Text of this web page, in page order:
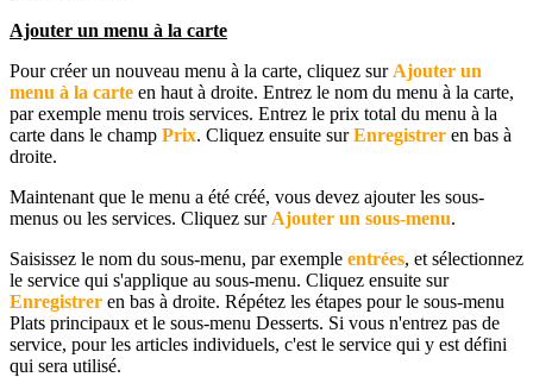
Ajouter un menu à la carte
Pour créer un nouveau menu à la carte, cliquez sur Ajouter un
menu à la carte en haut à droite. Entrez le nom du menu à la carte,
par exemple menu trois services. Entrez le prix total du menu à la
carte dans le champ Prix. Cliquez ensuite surEnregistrer en bas à
droite.
Maintenant que le menu a été créé, vous devez ajouter les sous-
menus ou les services. Cliquez sur Ajouter un sous-menu.
Saisissez le nom du sous-menu, par exemple entrées, et sélectionnez
le service qui s'applique au sous-menu. Cliquez ensuite sur
Enregistrer en bas à droite. Répétez les étapes pour le sous-menu
Plats principaux et le sous-menu Desserts. Si vous n'entrez pas de
service, pour les articles individuels, c'est le service qui y est défini
qui sera utilisé.